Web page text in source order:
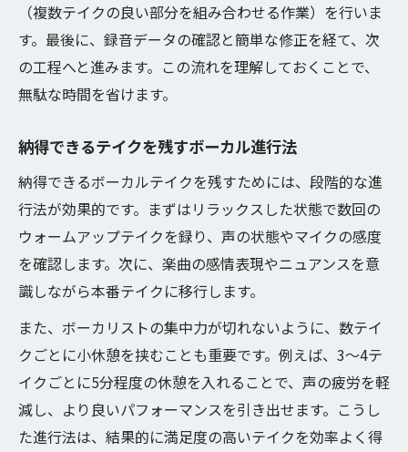
（複数テイクの良い部分を組み合わせる作業）を行いま
す。最後に、録音データの確認と簡単な修正を経て、次
の工程へと進みます。この流れを理解しておくことで、
無駄な時間を省けます。
納得できるテイクを残すボーカル進行法
納得できるボーカルテイクを残すためには、段階的な進
行法が効果的です。まずはリラックスした状態で数回の
ウォームアップテイクを録り、声の状態やマイクの感度
を確認します。次に、楽曲の感情表現やニュアンスを意
識しながら本番テイクに移行します。
また、ボーカリストの集中力が切れないように、数テイ
クごとに小休憩を挟むことも重要です。例えば、3〜4テ
イクごとに5分程度の休憩を入れることで、声の疲労を軽
減し、より良いパフォーマンスを引き出せます。こうし
た進行法は、結果的に満足度の高いテイクを効率よく得